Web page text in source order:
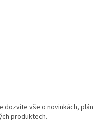
dozvíte vše o novinkách, plán
produktech.